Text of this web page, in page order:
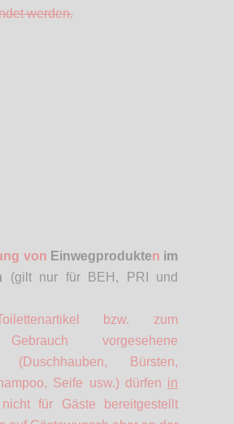
werden.
von Einwegprodukten im
(gilt nur für BEH, PRI und
bzw. zum
vorgesehene
(Duschhauben, Bürsten,
Seife usw.) dürfen in
nicht für Gäste bereitgestellt